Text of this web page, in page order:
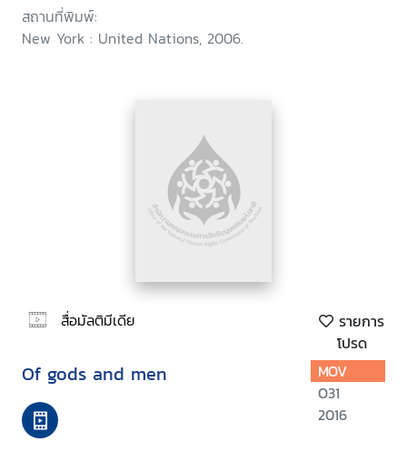
สถานที่พิมพ์:
New York : United Nations, 2006.
สื่อมัลติมีเดีย
รายการ
โปรด
Of gods and men
MOV
O31
2016